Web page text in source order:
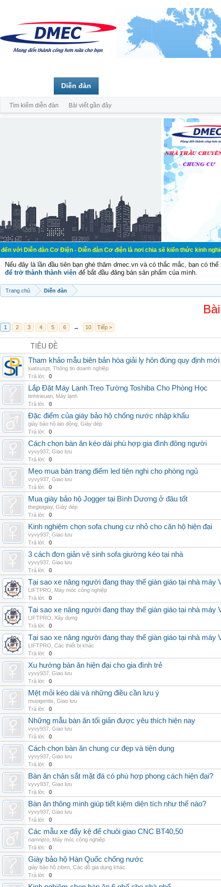
đàn Cơ Điện - Diễn đàn Cơ điện là nơi chia sẽ kiến thức kinh nghiệm
Nếu đây là lần đầu tiên bạn ghé thăm dmec.vn và có thắc mắc, bạn có
để trở thành thành viên để bắt đầu đăng bán sản phẩm của mình.
Trang chủ Diễn đàn
1 2 3 4 5 6 → 10 Tiếp >
TIÊU ĐỀ
Tham khảo mẫu biên bản hòa giải ly hôn đúng quy định mới
luatsuspt Thông tin doanh nghiệp
Trả lời:
0
Lắp Đặt Máy Lạnh Treo Tường Toshiba Cho Phòng Học
tinhtrieuan Máy lạnh
Trả lời:
0
Đặc điểm của giày bảo hộ chống nước nhập khẩu
giày bảo hộ lao động Giày dép
Trả lời:
0
Cách chọn bàn ăn kéo dài phù hợp gia đình đông người
vyvy937 Giao lưu
Trả lời:
0
Mẹo mua bàn trang điểm led tiện nghi cho phòng ngủ
vyvy937 Giao lưu
Trả lời:
0
Mua giày bảo hộ Jogger tại Bình Dương ở đâu tốt
thegioigiay, Giày dép
Trả lời:
0
Kinh nghiệm chọn sofa chung cư nhỏ cho căn hộ hiện đại
vyvy937 Giao lưu
Trả lời:
0
3 cách đơn giản vệ sinh sofa giường kéo tại nhà
vyvy937 Giao lưu
Trả lời:
0
Tại sao xe nâng người đang thay thế giàn giáo tại nhà máy
LIFTPRO
Máy móc công nghiệp
Trả lời:
0
Tại sao xe nâng người đang thay thế giàn giáo tại nhà máy
LIFTPRO
Xây dựng
Trả lời:
0
Tại sao xe nâng người đang thay thế giàn giáo tại nhà máy
LIFTPRO Các thiết bị khác
Trả lời:
0
Xu hướng bàn ăn hiện đại cho gia đình trẻ
vyvy937 Giao lưu
Trả lời:
0
Mệt mỏi kéo dài và những điều cần lưu ý
muoigentis Giao lưu
Trả lời:
0
Những mẫu bàn ăn tối giản được yêu thích hiện nay
vyvy937 Giao lưu
Trả lời:
0
Cách chọn bàn ăn chung cư đẹp và tiện dụng
vyvy937 Giao lưu
Trả lời:
0
Bàn ăn chân sắt mặt đá có phù hợp phong cách hiện đại?
vyvy937 Giao lưu
Trả lời:
0
Bàn ăn thông minh giúp tiết kiệm diện tích như thế nào?
vyvy937 Giao lưu
Trả lời:
0
Các mẫu xe đẩy kệ để chuôi giao CNC BT40,50
namnpro Máy móc công nghiệp
Trả lời:
0
Giày bảo hộ Hàn Quốc chống nước
giày bảo hộ ziben Các đồ gia dụng khác
Trả lời:
0
Diễn đàn
Tìm kiếm diễn đàn Bài viết gần đây